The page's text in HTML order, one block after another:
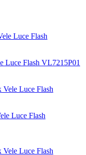
Luce Flash VL7215P01
Luce Flash